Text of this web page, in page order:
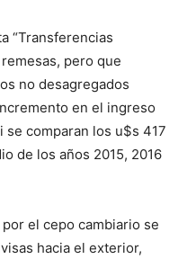
“Transferencias
pero que
no desagregados
en el ingreso
comparan los u$s 417
de los años 2015, 2016
el cepo cambiario se
hacia el exterior,